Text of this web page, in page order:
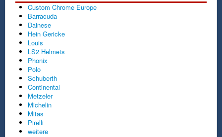
Custom Chrome Europe
Barracuda
Dainese
Hein Gericke
Louis
LS2 Helmets
Phonix
Polo
Schuberth
Continental
Metzeler
Michelin
Mitas
Pirelli
weitere